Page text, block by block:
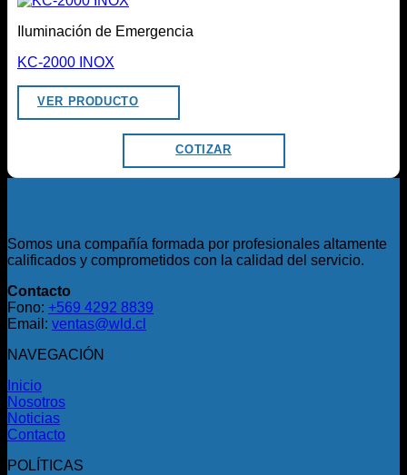
Iluminación de Emergencia
KC-2000 INOX
VER PRODUCTO
COTIZAR
Somos una compañía formada por profesionales altamente
calificados y comprometidos con la calidad del servicio.
Contacto
Fono: +569 4292 8839
Email: ventas@wld.cl
NAVEGACIÓN
Inicio
Nosotros
Noticias
Contacto
POLÍTICAS